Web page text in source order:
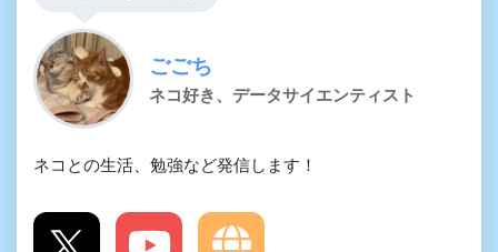
ごごち
ネコ好き、データサイエンティスト
ネコとの生活、勉強など発信します！